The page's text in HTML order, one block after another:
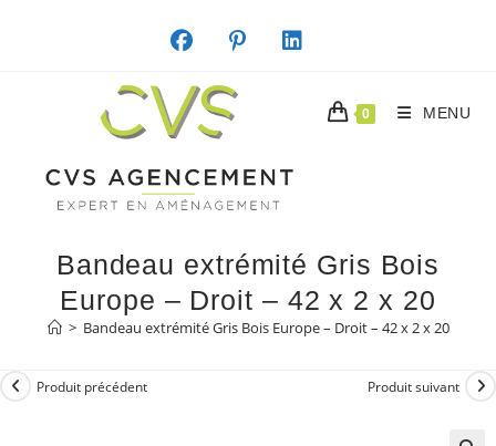
0 MENU
Bandeau extrémité Gris Bois
Europe – Droit – 42 x 2 x 20
> Bandeau extrémité Gris Bois Europe – Droit – 42 x 2 x 20
Produit précédent Produit suivant